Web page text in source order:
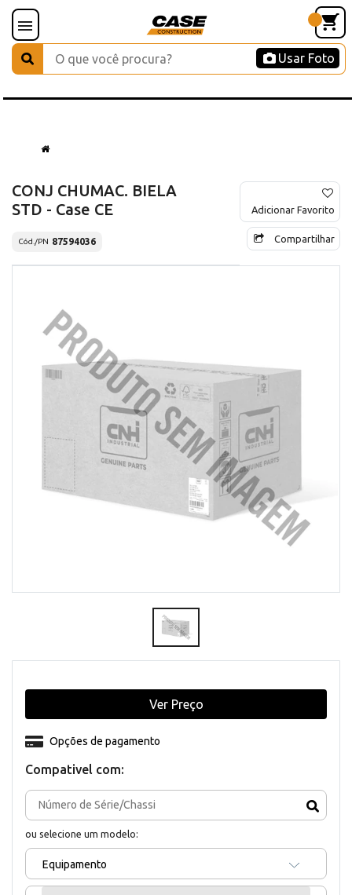
Usar Foto
CONJ CHUMAC. BIELA
STD - Case CE
Cód./PN 87594036
Adicionar Favorito
Compartilhar
Compativel com:
ou selecione um modelo:
Equipamento
Opções de pagamento
Ver Preço